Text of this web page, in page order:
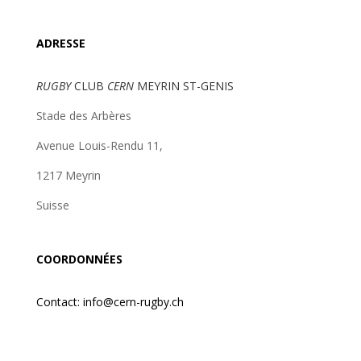
ADRESSE
RUGBYCLUB CERNMEYRIN ST-GENIS
Stade des Arbères
Avenue Louis-Rendu 11,
1217 Meyrin
Suisse
COORDONNÉES
Contact: info@cern-rugby.ch